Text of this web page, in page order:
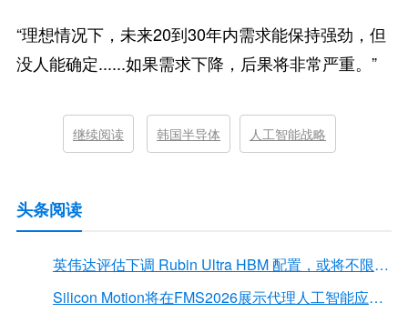
“理想情况下，未来20到30年内需求能保持强劲，但
没人能确定......如果需求下降，后果将非常严重。”
继续阅读 韩国半导体 人工智能战略
头条阅读
英伟达评估下调 Rubin Ultra HBM 配置，或将不限于12Hi HBM4E
Silicon Motion将在FMS2026展示代理人工智能应用的下一代存储解决方案